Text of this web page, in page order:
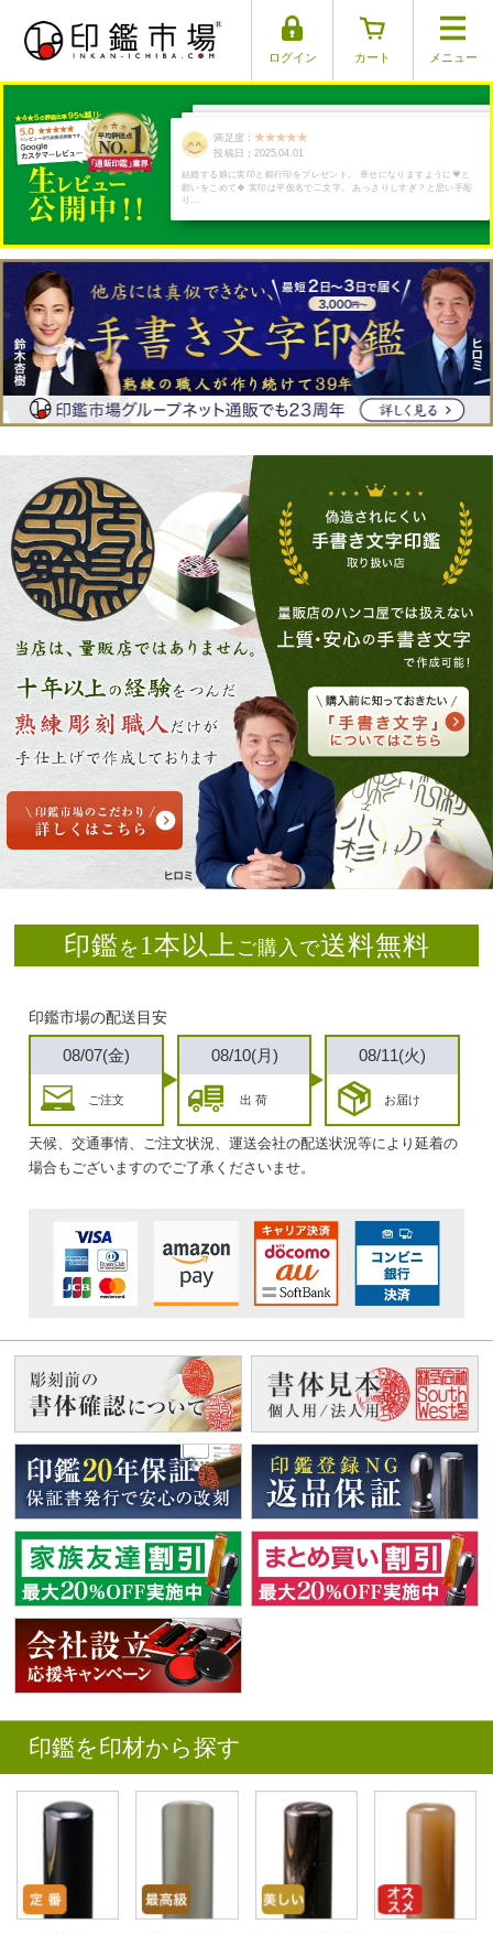
ログイン カート メニュー
満足度：
投稿日：2025.03.30
満足度：
投稿日：2025.03.26
満足度：
投稿日：2025.03.29
満足度：
投稿日：2025.03.17
満足度：
投稿日：2025.04.01
結婚する娘に実印と銀行印をプレゼント。 幸せになりますように💗と
願いをこめて🍀 実印は平仮名で二文字。 あっさりしすぎ？と思い手彫
り…
印鑑 を 1本以上 ご購入で送料無料
印鑑市場の配送目安
08/07(金)
ご注文
08/10(月)
出 荷
08/11(火)
お届け
天候、交通事情、ご注文状況、運送会社の配送状況等により延着の
場合もございますのでご了承くださいませ。
印鑑を印材から探す